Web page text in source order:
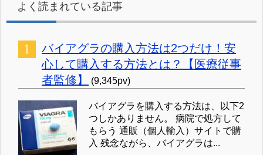
よく読まれている記事
バイアグラの購入方法は2つだけ！安
心して購入する方法とは？【医療従事
者監修】
(9,345pv)
バイアグラを購入する方法は、以下2
つしかありません。 病院で処方して
もらう 通販（個人輸入）サイトで購
入 残念ながら、バイアグラは...